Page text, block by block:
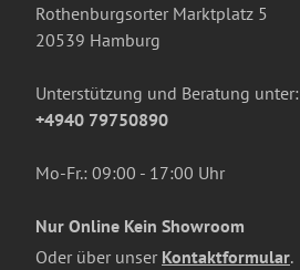
Rothenburgsorter Marktplatz 5
20539 Hamburg
Unterstützung und Beratung unter:
+4940 79750890
Mo-Fr.: 09:00 - 17:00 Uhr
Nur Online Kein Showroom
Oder über unser Kontaktformular.